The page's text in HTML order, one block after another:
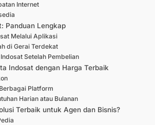
Internet
Panduan Lengkap
Melalui Aplikasi
di Gerai Terdekat
Setelah Pembelian
Indosat dengan Harga Terbaik
Platform
Harian atau Bulanan
Terbaik untuk Agen dan Bisnis?